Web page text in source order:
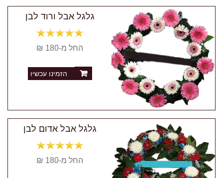
גלגל אבל ורוד לבן
החל מ-180 ₪
הזמינו עכשיו
גלגל אבל אדום לבן
החל מ-180 ₪